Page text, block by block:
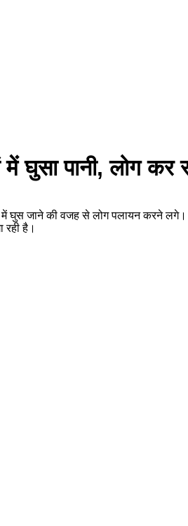
घुसा पानी, लोग कर
घुस जाने की वजह से लोग पलायन करने लगे।
रही है।